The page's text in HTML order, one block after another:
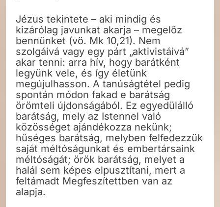
Jézus tekintete – aki mindig és
kizárólag javunkat akarja – megelőz
bennünket (vö. Mk 10,21). Nem
szolgáivá vagy egy párt „aktivistáivá”
akar tenni: arra hív, hogy barátként
legyünk vele, és így életünk
megújulhasson. A tanúságtétel pedig
spontán módon fakad e barátság
örömteli újdonságából. Ez egyedülálló
barátság, mely az Istennel való
közösséget ajándékozza nekünk;
hűséges barátság, melyben felfedezzük
saját méltóságunkat és embertársaink
méltóságát; örök barátság, melyet a
halál sem képes elpusztítani, mert a
feltámadt Megfeszítettben van az
alapja.